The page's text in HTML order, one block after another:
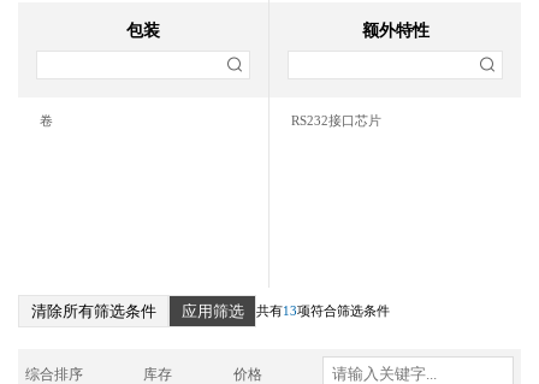
包装
卷
额外特性
RS232接口芯片
清除所有筛选条件 应用筛选 共有13项符合筛选条件
综合排序 库存 价格